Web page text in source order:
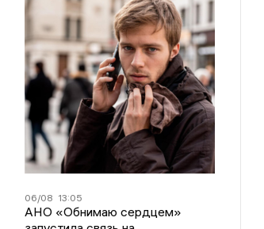
06/08 13:05
АНО «Обнимаю сердцем»